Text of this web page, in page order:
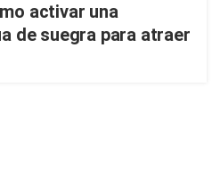
activar una
de suegra para atraer